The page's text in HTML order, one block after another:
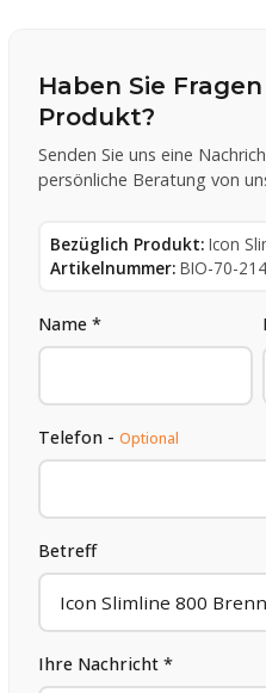
Haben Sie
Produkt?
Senden Sie uns eine
persönliche Beratung von
Bezüglich Produkt: Icon
Artikelnummer: BIO-70-214
Name *
Telefon -Optional
Betreff
Ihre Nachricht *